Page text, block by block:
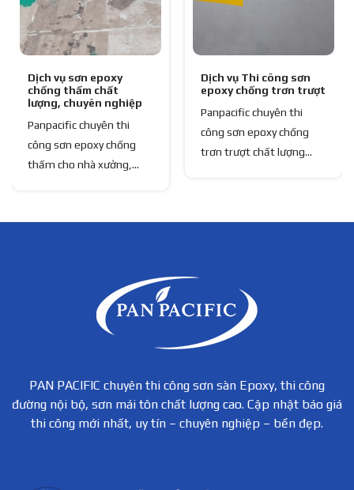
Dịch vụ sơn epoxy
chống thấm chất
lượng, chuyên nghiệp
Panpacific chuyên thi
công sơn epoxy chống
thấm cho nhà xưởng,
thi công sơn sàn epoxy
Dịch vụ Thi công sơn
epoxy chống trơn trượt
Panpacific chuyên thi
công sơn epoxy chống
trơn trượt chất lượng
PAN PACIFIC chuyên thi công sơn sàn Epoxy, thi công
đường nội bộ, sơn mái tôn chất lượng cao. Cập nhật báo giá
thi công mới nhất, uy tín – chuyên nghiệp – bền đẹp.